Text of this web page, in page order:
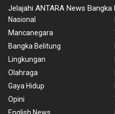
Jelajahi ANTARA News Bangka
Nasional
Mancanegara
Bangka Belitung
Lingkungan
Olahraga
Gaya Hidup
Opini